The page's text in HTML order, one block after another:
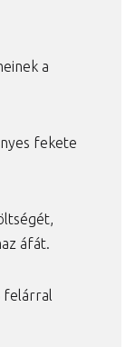
a
fekete
áfát.
felárral